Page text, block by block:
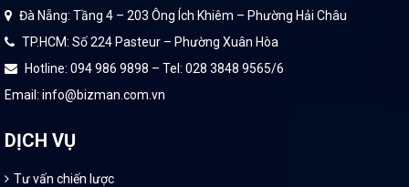
Đà Nẵng: Tầng 4 – 203 Ông Ích Khiêm – Phường Hải Châu
TP.HCM: Số 224 Pasteur – Phường Xuân Hòa
Hotline: 094 986 9898 – Tel: 028 3848 9565/6
Email: info@bizman.com.vn
DỊCH VỤ
Tư vấn chiến lược